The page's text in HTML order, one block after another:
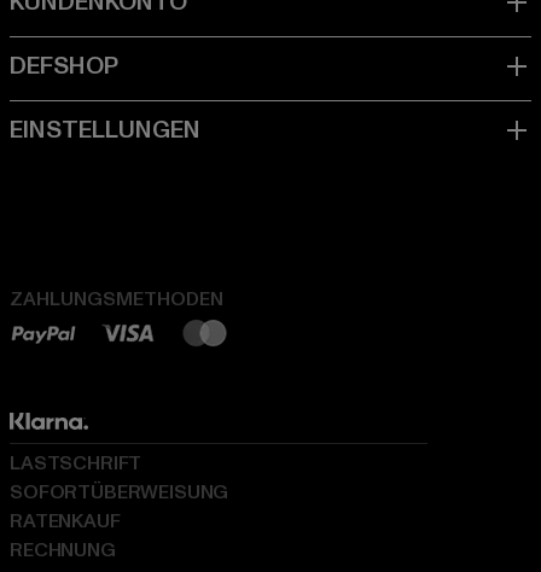
ZAHLUNGSMETHODEN
LASTSCHRIFT
SOFORTÜBERWEISUNG
RATENKAUF
RECHNUNG